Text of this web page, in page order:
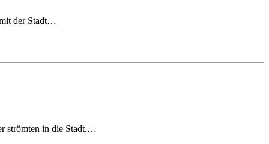
der Stadt…
strömten in die Stadt,…